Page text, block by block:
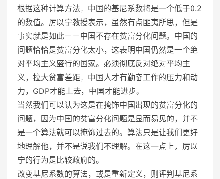
根据这种计算方法，中国的基尼系数将是一个低于0.2
的数值。厉以宁教授表示，虽然有点匪夷所思，但是
事实就是如此－－中国不存在贫富分化问题。中国的
问题恰恰是贫富分化太小，这表明中国仍然是一个绝
对平均主义盛行的国家。必须彻底反对绝对平均主
义，拉大贫富差距，中国人才有勤奋工作的压力和动
力，GDP才能上去，中国才能进步。
当然我们可以认为这是在掩饰中国出现的贫富分化的
问题，因为中国的贫富分化问题是显而易见的，并不
是一个算法就可以掩饰过去的。算法只是让我们更好
地理解他，并不是说我们不理解。在这一点上，厉以
宁的行为是比较政府的。
改变基尼系数的算法，或是重新定义，则评判基尼系